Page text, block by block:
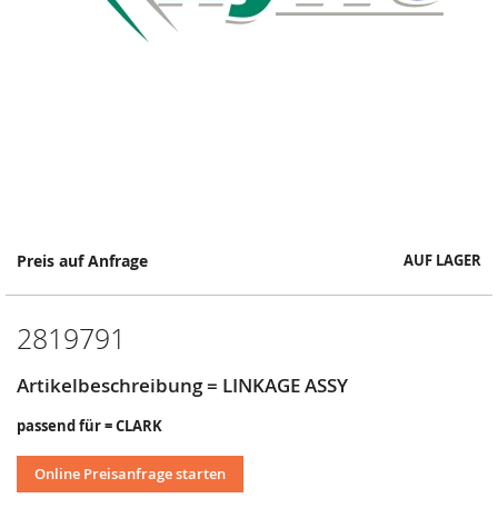
Preis auf Anfrage AUF LAGER
2819791
Artikelbeschreibung = LINKAGE ASSY
passend für = CLARK
Online Preisanfrage starten
Springe
Anfang
Bildergalerie